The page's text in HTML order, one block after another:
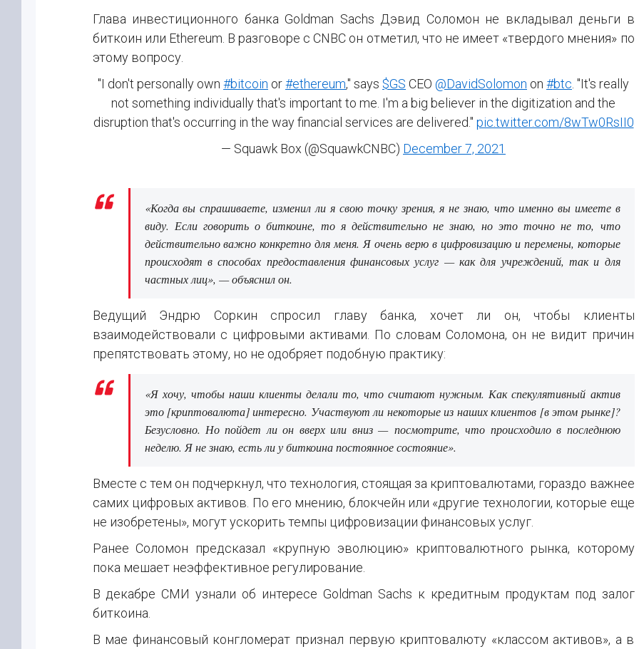
Глава инвестиционного банка Goldman Sachs Дэвид Соломон не вкладывал деньги в
биткоин или Ethereum. В разговоре с CNBC он отметил, что не имеет «твердого мнения» по
этому вопросу.
"I don't personally own #bitcoin or#ethereum," says $GS CEO @DavidSolomon on #btc . "It's really
not something individually that's important to me. I'm a big believer in the digitization and the
disruption that's occurring in the way financial services are delivered." pic.twitter.com/8wTw0RsII0
— Squawk Box (@SquawkCNBC) December 7, 2021
«Когда вы спрашиваете, изменил ли я свою точку зрения, я не знаю, что именно вы имеете в
виду. Если говорить о биткоине, то я действительно не знаю, но это точно не то, что
действительно важно конкретно для меня. Я очень верю в цифровизацию и перемены, которые
происходят в способах предоставления финансовых услуг — как для учреждений, так и для
частных лиц», — объяснил он.
Ведущий Эндрю Соркин спросил главу банка, хочет ли он, чтобы клиенты
взаимодействовали с цифровыми активами. По словам Соломона, он не видит причин
препятствовать этому, но не одобряет подобную практику:
«Я хочу, чтобы наши клиенты делали то, что считают нужным. Как спекулятивный актив
это [криптовалюта] интересно. Участвуют ли некоторые из наших клиентов [в этом рынке]?
Безусловно. Но пойдет ли он вверх или вниз — посмотрите, что происходило в последнюю
неделю. Я не знаю, есть ли у биткоина постоянное состояние».
Вместе с тем он подчеркнул, что технология, стоящая за криптовалютами, гораздо важнее
самих цифровых активов. По его мнению, блокчейн или «другие технологии, которые еще
не изобретены», могут ускорить темпы цифровизации финансовых услуг.
Ранее Соломон предсказал «крупную эволюцию» криптовалютного рынка, которому
пока мешает неэффективное регулирование.
В декабре СМИ узнали об интересе Goldman Sachs к кредитным продуктам под залог
биткоина.
В мае финансовый конгломерат признал первую криптовалюту «классом активов», а в